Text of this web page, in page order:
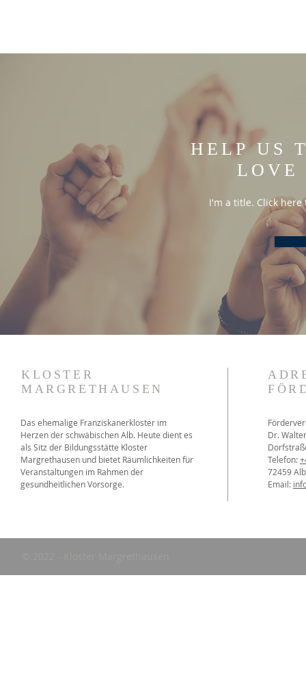
HELP US
I'm a title. Click
KLOSTER
MARGRETHAUSEN
Das ehemalige Franziskanerkloster im
Herzen der schwäbischen Alb. Heute dient es
als Sitz der Bildungsstätte Kloster
Margrethausen und bietet Räumlichkeiten für
Veranstaltungen im Rahmen der
gesundheitlichen Vorsorge.
Dr.
Telefon:
72459
Email: